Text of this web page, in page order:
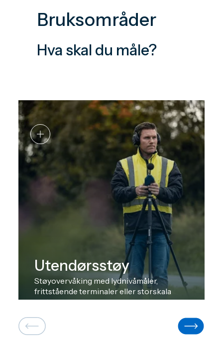
Bruksområder
Hva skal du måle?
Utendørsstøy
Støyovervåking med lydnivåmåler,
frittstående terminaler eller storskala
systemer.